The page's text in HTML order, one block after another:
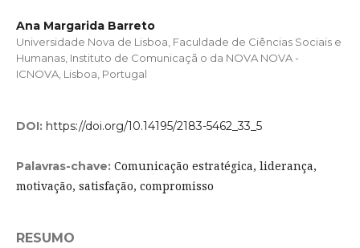
Ana Margarida Barreto
Universidade Nova de Lisboa, Faculdade de Ciências Sociais e
Humanas, Instituto de Comunicaçã o da NOVA NOVA -
ICNOVA, Lisboa, Portugal
DOI: https://doi.org/10.14195/2183-5462_33_5
Palavras-chave: Comunicação estratégica, liderança,
motivação, satisfação, compromisso
RESUMO